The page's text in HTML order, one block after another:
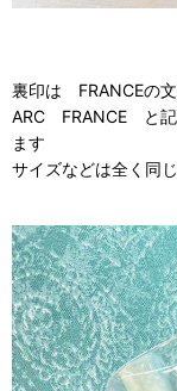
裏印は FRANCEの
ARC FRANCE と記
ます
サイズなどは全く同